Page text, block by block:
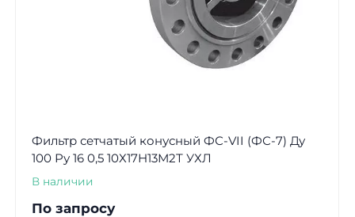
Фильтр сетчатый конусный ФС-VII (ФС-7) Ду
100 Ру 16 0,5 10Х17Н13М2Т УХЛ
В наличии
По запросу